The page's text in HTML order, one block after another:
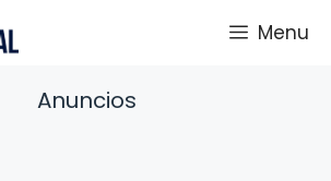
Menu
Anuncios